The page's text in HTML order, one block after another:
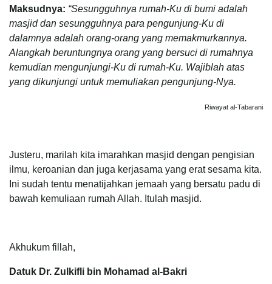
Maksudnya: “Sesungguhnya rumah-Ku di bumi adalah
masjid dan sesungguhnya para pengunjung-Ku di
dalamnya adalah orang-orang yang memakmurkannya.
Alangkah beruntungnya orang yang bersuci di rumahnya
kemudian mengunjungi-Ku di rumah-Ku. Wajiblah atas
yang dikunjungi untuk memuliakan pengunjung-Nya.
Riwayat al-Tabarani
Justeru, marilah kita imarahkan masjid dengan pengisian
ilmu, keroanian dan juga kerjasama yang erat sesama kita.
Ini sudah tentu menatijahkan jemaah yang bersatu padu di
bawah kemuliaan rumah Allah. Itulah masjid.
Akhukum fillah,
Datuk Dr. Zulkifli bin Mohamad al-Bakri